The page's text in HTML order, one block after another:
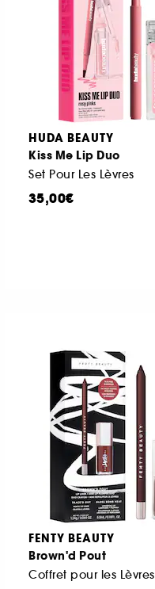
HUDA BEAUTY
Kiss Me Lip Duo
Set Pour Les Lèvres
35,00€
FENTY BEAUTY
Brown'd Pout
Coffret pour les Lèvres